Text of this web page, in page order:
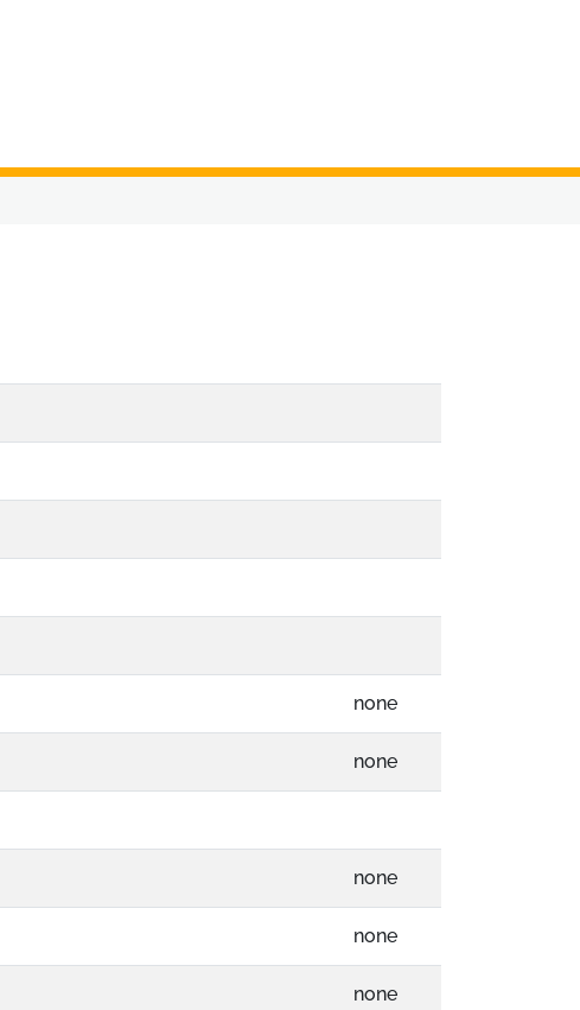
none
none
none
none
none